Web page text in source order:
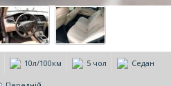
10л/100км 5 чол Седан